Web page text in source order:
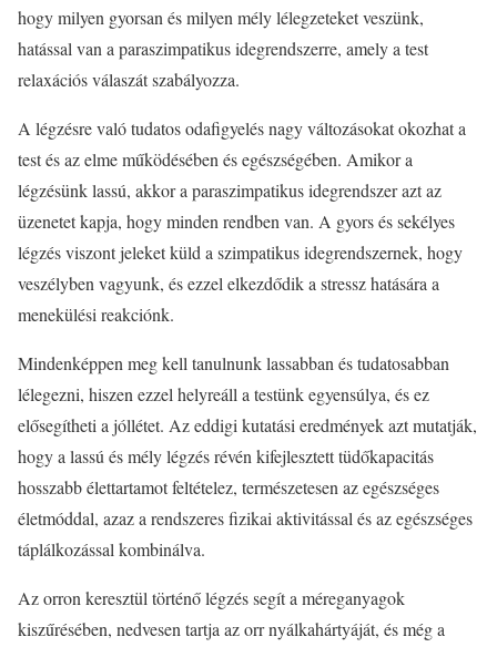
hogy milyen gyorsan és milyen mély lélegzeteket veszünk,
hatással van a paraszimpatikus idegrendszerre, amely a test
relaxációs válaszát szabályozza.
A légzésre való tudatos odafigyelés nagy változásokat okozhat a
test és az elme működésében és egészségében. Amikor a
légzésünk lassú, akkor a paraszimpatikus idegrendszer azt az
üzenetet kapja, hogy minden rendben van. A gyors és sekélyes
légzés viszont jeleket küld a szimpatikus idegrendszernek, hogy
veszélyben vagyunk, és ezzel elkezdődik a stressz hatására a
menekülési reakciónk.
Mindenképpen meg kell tanulnunk lassabban és tudatosabban
lélegezni, hiszen ezzel helyreáll a testünk egyensúlya, és ez
elősegítheti a jóllétet. Az eddigi kutatási eredmények azt mutatják,
hogy a lassú és mély légzés révén kifejlesztett tüdőkapacitás
hosszabb élettartamot feltételez, természetesen az egészséges
életmóddal, azaz a rendszeres fizikai aktivitással és az egészséges
táplálkozással kombinálva.
Az orron keresztül történő légzés segít a méreganyagok
kiszűrésében, nedvesen tartja az orr nyálkahártyáját, és még a